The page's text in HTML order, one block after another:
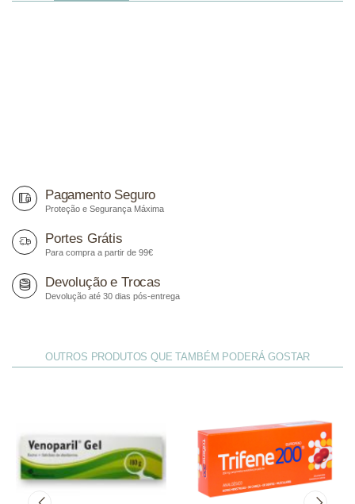
Pagamento Seguro
Proteção e Segurança Máxima
Portes Grátis
Para compra a partir de 99€
Devolução e Trocas
Devolução até 30 dias pós-entrega
OUTROS PRODUTOS QUE TAMBÉM PODERÁ GOSTAR